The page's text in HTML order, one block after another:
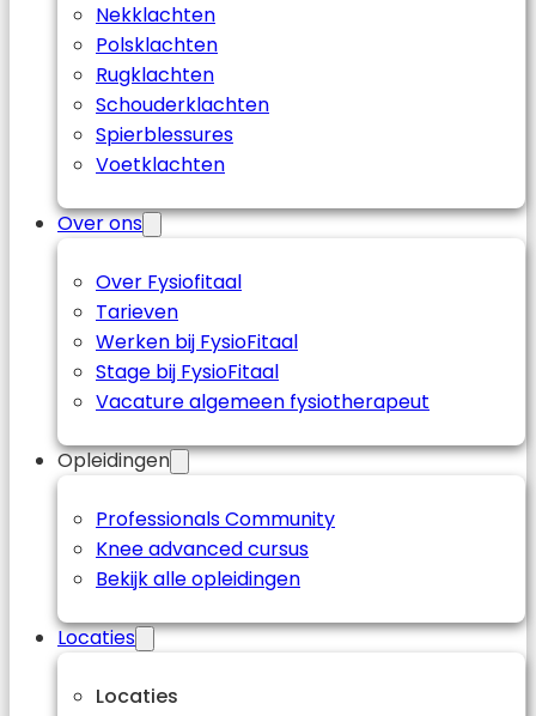
Nekklachten
Polsklachten
Rugklachten
Schouderklachten
Spierblessures
Voetklachten
Over ons
Over Fysiofitaal
Tarieven
Werken bij FysioFitaal
Stage bij FysioFitaal
Vacature algemeen fysiotherapeut
Opleidingen
Professionals Community
Knee advanced cursus
Bekijk alle opleidingen
Locaties
Locaties